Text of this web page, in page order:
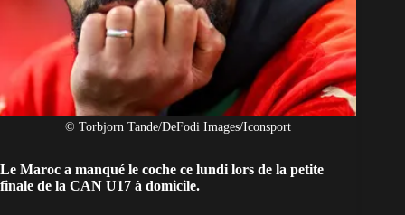
© Torbjorn Tande/DeFodi Images/Iconsport
Le Maroc a manqué le coche ce lundi lors de la petite
finale de la CAN U17 à domicile.